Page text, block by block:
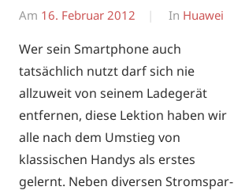
Am 16. Februar 2012
Von
In Huawei
Wer sein Smartphone auch
tatsächlich nutzt darf sich nie
allzuweit von seinem Ladegerät
entfernen, diese Lektion haben wir
alle nach dem Umstieg von
klassischen Handys als erstes
gelernt. Neben diversen Stromspar-